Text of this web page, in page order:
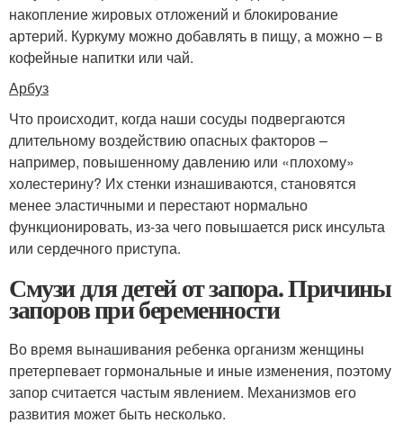
накопление жировых отложений и блокирование
артерий. Куркуму можно добавлять в пищу, а можно – в
кофейные напитки или чай.
Арбуз
Что происходит, когда наши сосуды подвергаются
длительному воздействию опасных факторов –
например, повышенному давлению или «плохому»
холестерину? Их стенки изнашиваются, становятся
менее эластичными и перестают нормально
функционировать, из-за чего повышается риск инсульта
или сердечного приступа.
Смузи для детей от запора. Причины
запоров при беременности
Во время вынашивания ребенка организм женщины
претерпевает гормональные и иные изменения, поэтому
запор считается частым явлением. Механизмов его
развития может быть несколько.